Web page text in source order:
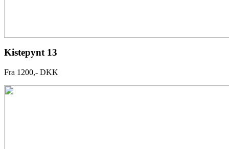
Kistepynt 13
Fra 1200,- DKK